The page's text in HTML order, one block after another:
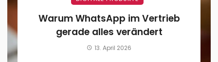
Warum WhatsApp im Vertrieb
gerade alles verändert
13. April 2026